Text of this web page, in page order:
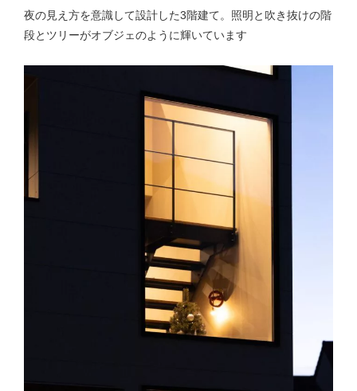
夜の見え方を意識して設計した3階建て。照明と吹き抜けの階
段とツリーがオブジェのように輝いています